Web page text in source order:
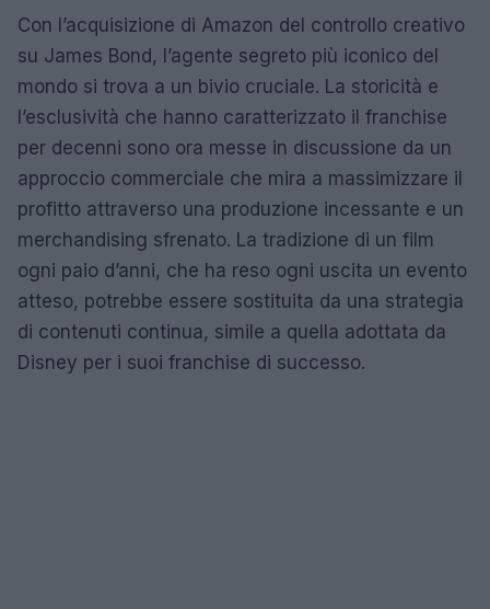
Con l’acquisizione di Amazon del controllo creativo
su James Bond, l’agente segreto più iconico del
mondo si trova a un bivio cruciale. La storicità e
l’esclusività che hanno caratterizzato il franchise
per decenni sono ora messe in discussione da un
approccio commerciale che mira a massimizzare il
profitto attraverso una produzione incessante e un
merchandising sfrenato. La tradizione di un film
ogni paio d’anni, che ha reso ogni uscita un evento
atteso, potrebbe essere sostituita da una strategia
di contenuti continua, simile a quella adottata da
Disney per i suoi franchise di successo.